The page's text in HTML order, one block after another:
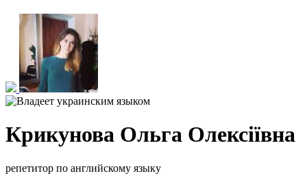
Крикунова Ольга Олексіївна
репетитор по английскому языку